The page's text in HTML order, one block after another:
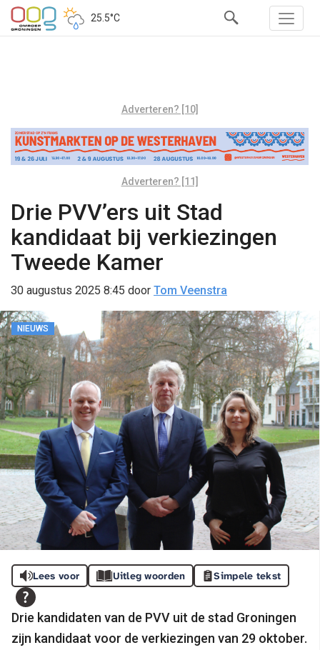
25.5°C
Adverteren? [10]
Adverteren? [11]
Drie PVV’ers uit Stad
kandidaat bij verkiezingen
Tweede Kamer
30 augustus 2025 8:45 door Tom Veenstra
NIEUWS
Lees voor Uitleg woorden Simpele tekst
Drie kandidaten van de PVV uit de stad Groningen
zijn kandidaat voor de verkiezingen van 29 oktober.